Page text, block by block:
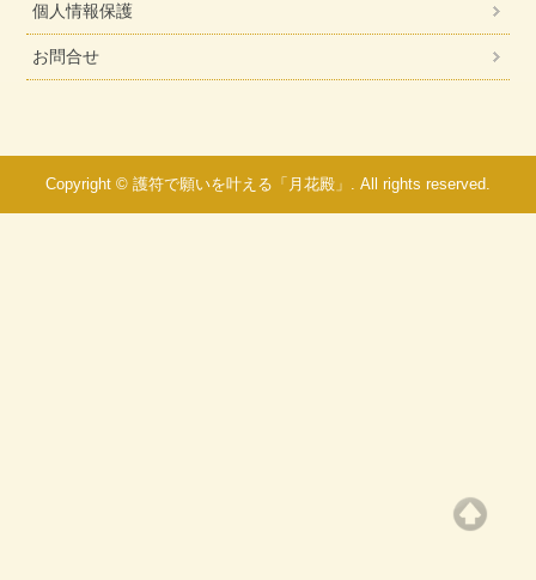
個人情報保護
お問合せ
Copyright © 護符で願いを叶える「月花殿」. All rights reserved.